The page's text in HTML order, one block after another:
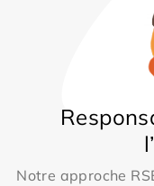
Notre approche